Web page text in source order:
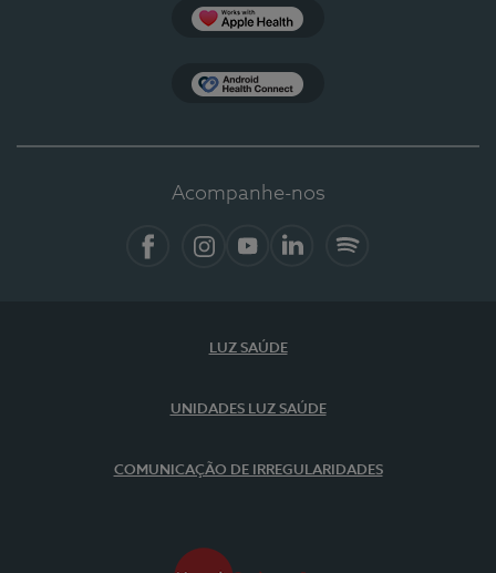
Acompanhe-nos
LUZ SAÚDE
UNIDADES LUZ SAÚDE
COMUNICAÇÃO DE IRREGULARIDADES